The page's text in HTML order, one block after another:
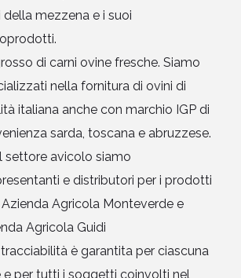
della mezzena e i suoi
di carni ovine fresche. Siamo
nella fornitura di ovini di
italiana anche con marchio IGP di
sarda, toscana e abruzzese.
settore avicolo siamo
e distributori per i prodotti
Azienda Agricola Monteverde e
Agricola Guidi
è garantita per ciascuna
e per tutti i soggetti coinvolti nel